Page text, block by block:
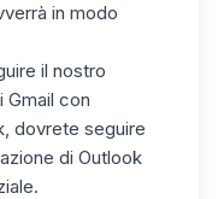
in modo
il nostro
Gmail con
dovrete seguire
di Outlook